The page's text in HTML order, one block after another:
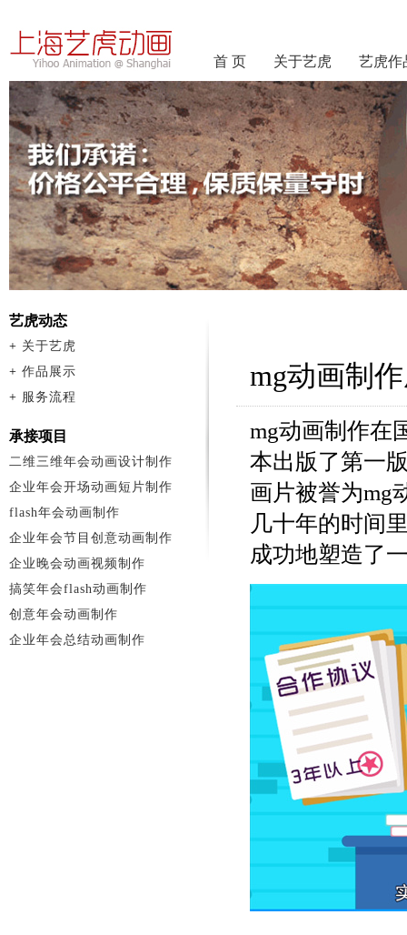
首 页 关于艺虎 艺虎作
mg动画制
mg动画制作在
本出版了第一
画片被誉为mg
几十年的时间
成功地塑造了
艺虎动态
+ 关于艺虎
+ 作品展示
+ 服务流程
承接项目
二维三维年会动画设计制作
企业年会开场动画短片制作
flash年会动画制作
企业年会节目创意动画制作
企业晚会动画视频制作
搞笑年会flash动画制作
创意年会动画制作
企业年会总结动画制作